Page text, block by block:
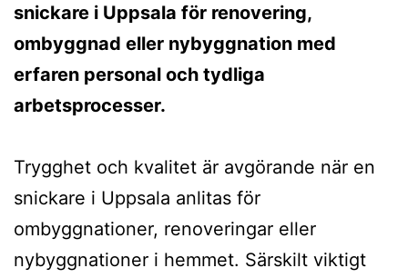
snickare i Uppsala för renovering,
ombyggnad eller nybyggnation med
erfaren personal och tydliga
arbetsprocesser.
Trygghet och kvalitet är avgörande när en
snickare i Uppsala anlitas för
ombyggnationer, renoveringar eller
nybyggnationer i hemmet. Särskilt viktigt